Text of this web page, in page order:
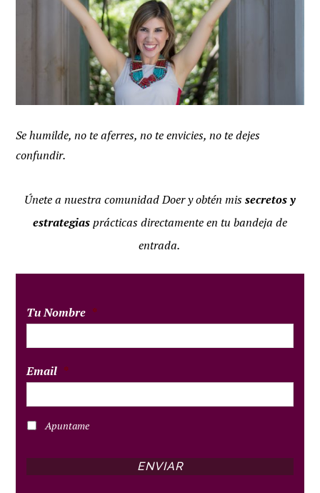
Se humilde, no te aferres, no te envicies, no te dejes
confundir.
Únete a nuestra comunidadDoery obtén missecretos y
estrategiasprácticas directamente en tu bandeja de
entrada.
Tu Nombre *
Email *
Apuntame